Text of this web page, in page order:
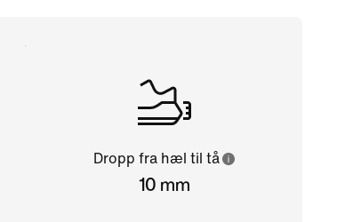
Dropp fra hæl til tå
10 mm